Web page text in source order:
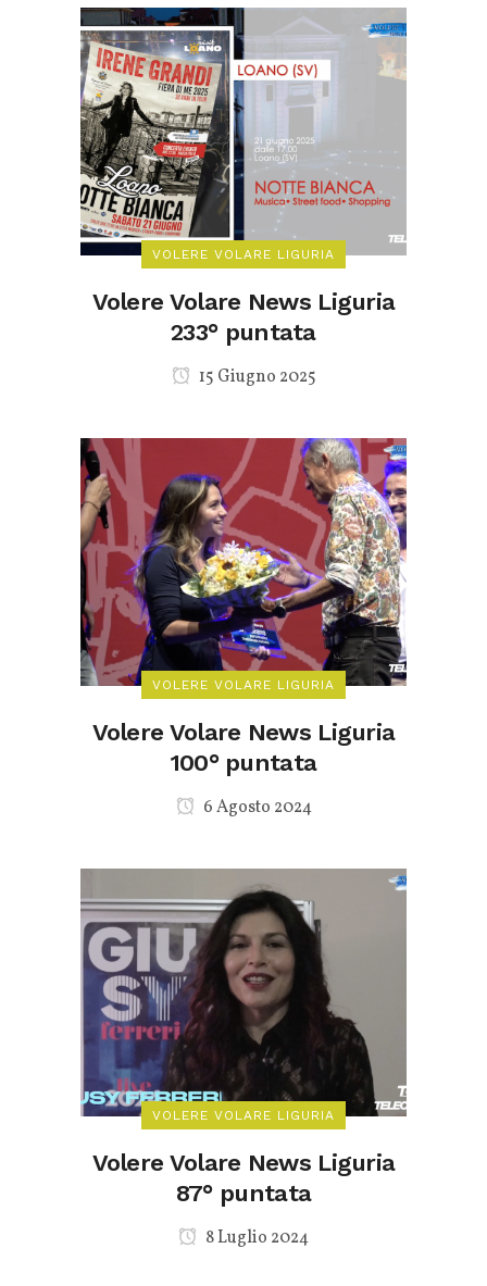
VOLERE VOLARE LIGURIA
Volere Volare News Liguria
233° puntata
15 Giugno 2025
VOLERE VOLARE LIGURIA
Volere Volare News Liguria
100° puntata
6 Agosto 2024
VOLERE VOLARE LIGURIA
Volere Volare News Liguria
87° puntata
8 Luglio 2024